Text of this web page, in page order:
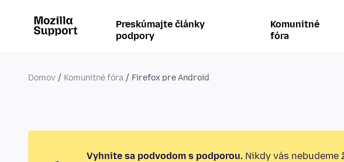
Preskúmajte články
podpory
Komunitné
fóra
Domov Komunitné fóra Firefox pre Android
Vyhnite sa podvodom s podporou. Nikdy vás nebudeme